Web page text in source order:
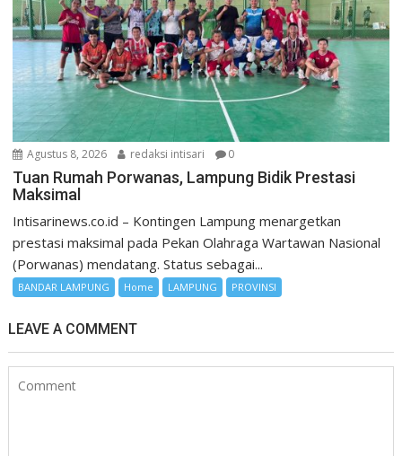
Agustus 8, 2026 redaksi intisari 0
Tuan Rumah Porwanas, Lampung Bidik Prestasi
Maksimal
Intisarinews.co.id – Kontingen Lampung menargetkan
prestasi maksimal pada Pekan Olahraga Wartawan Nasional
(Porwanas) mendatang. Status sebagai...
BANDAR LAMPUNG Home LAMPUNG PROVINSI
LEAVE A COMMENT